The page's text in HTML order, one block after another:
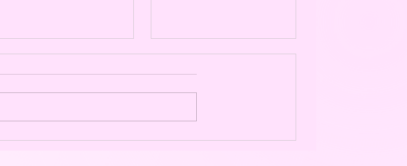
Fine Line Tattoo
Permanent Make Up